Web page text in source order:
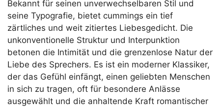
Bekannt für seinen unverwechselbaren Stil und
seine Typografie, bietet cummings ein tief
zärtliches und weit zitiertes Liebesgedicht. Die
unkonventionelle Struktur und Interpunktion
betonen die Intimität und die grenzenlose Natur der
Liebe des Sprechers. Es ist ein moderner Klassiker,
der das Gefühl einfängt, einen geliebten Menschen
in sich zu tragen, oft für besondere Anlässe
ausgewählt und die anhaltende Kraft romantischer